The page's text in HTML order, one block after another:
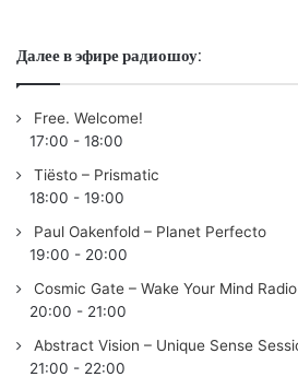
Далее в эфире радиошоу:
Free. Welcome!
17:00 - 18:00
Tiësto – Prismatic
18:00 - 19:00
Paul Oakenfold – Planet Perfecto
19:00 - 20:00
Cosmic Gate – Wake Your Mind Radio
20:00 - 21:00
Abstract Vision – Unique Sense
21:00 - 22:00